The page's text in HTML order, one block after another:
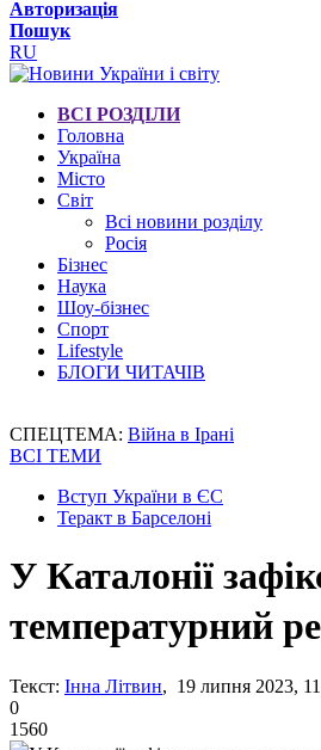
Авторизація
Пошук
RU
ВСІ РОЗДІЛИ
Головна
Україна
Місто
Світ
Всі новини розділу
Росія
Бізнес
Наука
Шоу-бізнес
Спорт
Lifestyle
БЛОГИ ЧИТАЧІВ
СПЕЦТЕМА: Війна в Ірані
ВСІ ТЕМИ
Вступ України в ЄС
Теракт в Барселоні
У Каталонії
температурний
Текст: Інна Літвин, 19 липня 2023,
0
1560